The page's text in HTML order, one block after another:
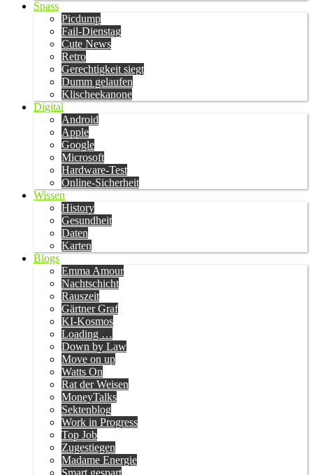
Spass
Picdump
Fail-Dienstag
Cute News
Retro
Gerechtigkeit siegt
Dumm gelaufen
Klischeekanone
Digital
Android
Apple
Google
Microsoft
Hardware-Test
Online-Sicherheit
Wissen
History
Gesundheit
Daten
Karten
Blogs
Emma Amour
Nachtschicht
Rauszeit
Gärtner Graf
KI-Kosmos
Loading …
Down by Law
Move on up
Watts On
Rat der Weisen
MoneyTalks
Sektenblog
Work in Progress
Top Job
Zugestiegen
Madame Energie
Smart gespart